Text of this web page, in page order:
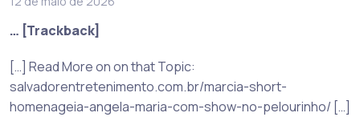
… [Trackback]
[…] Read More on on that Topic:
salvadorentretenimento.com.br/marcia-short-
homenageia-angela-maria-com-show-no-pelourinho/ […]